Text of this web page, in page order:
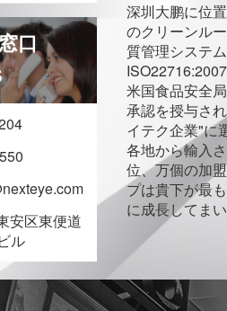
口
安区東便道
ル
深圳大鹏に位
のクリーンル
質管理システ
米国食品安全
承認を授与さ
イテク企業"に
各地から輸入
位、万個の加
プは貴下が最
に成長してまい